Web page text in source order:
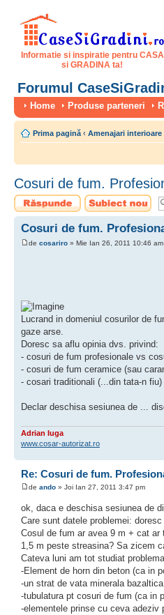
Informatie si inspiratie pentru CASA
si GRADINA ta!
Forumul
Home Produse parteneri
Prima pagină ‹ Amenajari interioare
Cosuri de fum.
Scrie un răspuns
Scrie un subiect
nou
Cosuri de fum.
de cosariro » Mie Ian 26, 2011 10:46 am
Lucrand in domeniul cosurilor de
gaze arse.
Doresc sa aflu opinia dvs. privind:
- cosuri de fum profesionale vs
- cosuri de fum ceramice (sau
- cosari traditionali (...din tata-n
Declar deschisa sesiunea de ...
Adrian Iuga
www.cosar-autorizat.ro
Re: Cosuri de fum.
de ando » Joi Ian 27, 2011 3:47 pm
ok, daca e deschisa sesiunea de
Care sunt datele problemei:
Cosul de fum ar avea 9 m + cat
1,5 m peste streasina? Sa zicem
Cateva luni am tot studiat
-Element de horn din beton (ca in
-un strat de vata minerala
-tubulatura pt cosuri de fum (ca in
-elementele prinse cu ceva adeziv